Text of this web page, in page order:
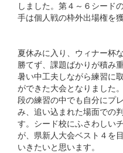
しました。第４～６シード
手は個人戦の枠外出場権を
夏休みに入り、ウィナー杯
勝てず、課題ばかりが積み
暑い中工夫しながら練習に
ができた大会となりました
段の練習の中でも自分にプ
み、追い込まれた場面での
す。シード校にふさわしい
が、県新人大会ベスト４を
いきたいと思います。